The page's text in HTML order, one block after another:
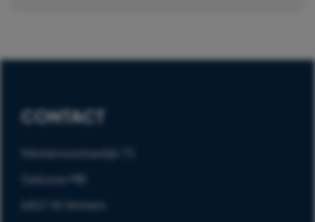
CONTACT
Westervoortsedijk 73
Gebouw MB
6827 AV Arnhem